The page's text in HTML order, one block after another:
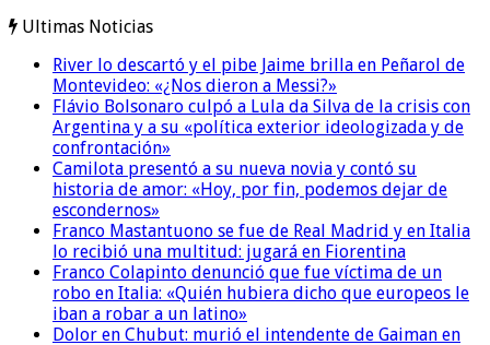
Ultimas Noticias
River lo descartó y el pibe Jaime brilla en Peñarol de
Montevideo: «¿Nos dieron a Messi?»
Flávio Bolsonaro culpó a Lula da Silva de la crisis con
Argentina y a su «política exterior ideologizada y de
confrontación»
Camilota presentó a su nueva novia y contó su
historia de amor: «Hoy, por fin, podemos dejar de
escondernos»
Franco Mastantuono se fue de Real Madrid y en Italia
lo recibió una multitud: jugará en Fiorentina
Franco Colapinto denunció que fue víctima de un
robo en Italia: «Quién hubiera dicho que europeos le
iban a robar a un latino»
Dolor en Chubut: murió el intendente de Gaiman en